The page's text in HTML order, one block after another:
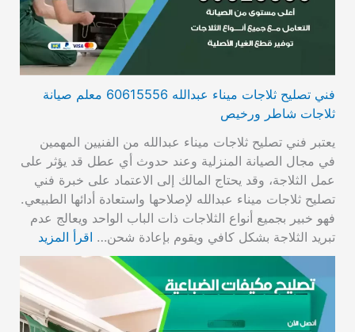
فني تصليح ثلاجات ميناء عبدالله 60615556 معلم صيانة
ثلاجات شاطر ورخيص
يعتبر فني تصليح ثلاجات ميناء عبدالله من الفنيين المهمين
في مجال الصيانة المنزلية وعند حدوث أي عطل قد يؤثر على
عمل الثلاجة، وقد يحتاج المالك إلى الاعتماد على خبرة فني
تصليح ثلاجات ميناء عبدالله لإصلاحها واستعادة أدائها الطبيعي.
فهو خبير بجميع أنواع الثلاجات ذات الباب الواحد ويعالج عدم
تبريد الثلاجة بشكل كافي ويقوم بإعادة شحن… اقرأ المزيد